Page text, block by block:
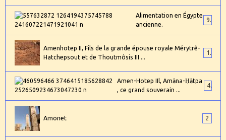
Alimentation en Égypte
ancienne.
9
Amenhotep II, Fils de la grande épouse royale Mérytrê-
Hatchepsout et de Thoutmôsis III ...
1
Amen-Hotep IIl, Amāna-Ḥātpa
, ce grand souverain ...
4
Amonet 2